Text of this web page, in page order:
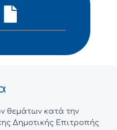
θεμάτων κατά την
Δημοτικής Επιτροπής